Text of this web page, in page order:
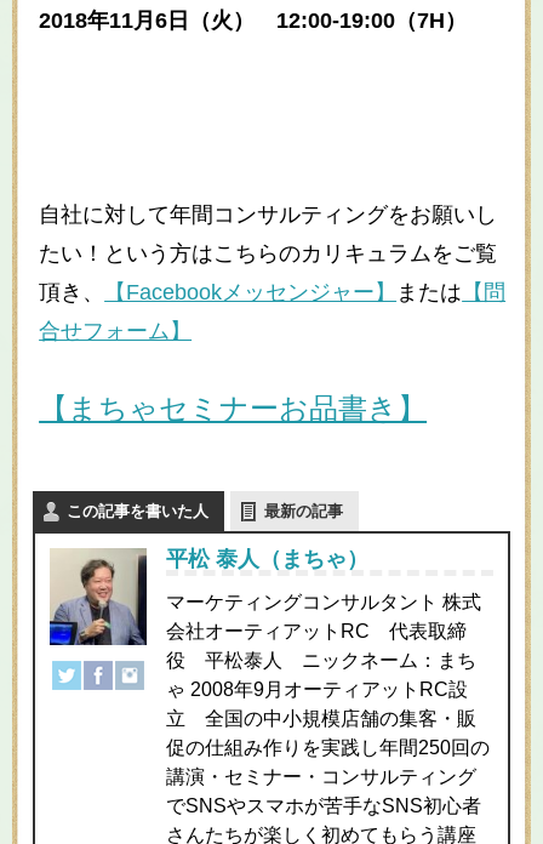
2018年11月6日（火） 12:00-19:00（7H）
自社に対して年間コンサルティングをお願いし
たい！という方はこちらのカリキュラムをご覧
頂き、
【Facebookメッセンジャー】 または 【問
合せフォーム】
【まちゃセミナーお品書き】
この記事を書いた人 最新の記事
平松 泰人（まちゃ）
マーケティングコンサルタント 株式
会社オーティアットRC 代表取締
役 平松泰人 ニックネーム：まち
ゃ 2008年9月オーティアットRC設
立 全国の中小規模店舗の集客・販
促の仕組み作りを実践し年間250回の
講演・セミナー・コンサルティング
でSNSやスマホが苦手なSNS初心者
さんたちが楽しく初めてもらう講座